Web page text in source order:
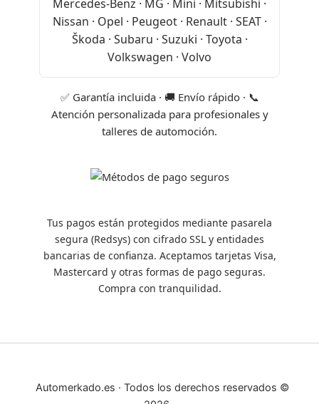
Mercedes-Benz · MG · Mini · Mitsubishi ·
Nissan · Opel · Peugeot · Renault · SEAT ·
Škoda · Subaru · Suzuki · Toyota ·
Volkswagen · Volvo
✅ Garantía incluida · 🚚 Envío rápido · 📞
Atención personalizada para profesionales y
talleres de automoción.
Tus pagos están protegidos mediante pasarela
segura (Redsys) con cifrado SSL y entidades
bancarias de confianza. Aceptamos tarjetas Visa,
Mastercard y otras formas de pago seguras.
Compra con tranquilidad.
Automerkado.es · Todos los derechos reservados ©